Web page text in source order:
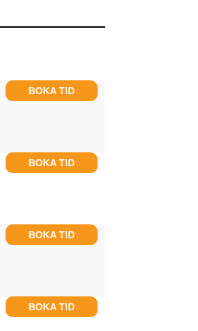
BOKA TID
BOKA TID
BOKA TID
BOKA TID